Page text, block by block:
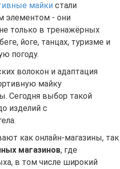
майки стали
элементом - они
только в тренажёрных
йоге, танцах, туризме и
погоду.
волокон и адаптация
майку
Сегодня выбор такой
изделий с
как онлайн-магазины, так
магазинов, где
в том числе широкий